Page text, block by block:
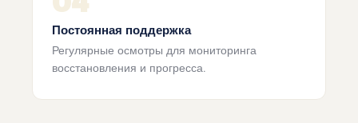
Постоянная поддержка
Регулярные осмотры для мониторинга
восстановления и прогресса.